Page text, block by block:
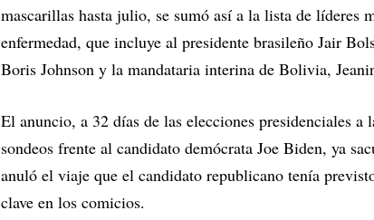
mascarillas hasta julio, se sumó así a la lista de líderes
enfermedad, que incluye al presidente brasileño Jair
Boris Johnson y la mandataria interina de Bolivia,
El anuncio, a 32 días de las elecciones presidenciales a
sondeos frente al candidato demócrata Joe Biden, ya
anuló el viaje que el candidato republicano tenía
clave en los comicios.